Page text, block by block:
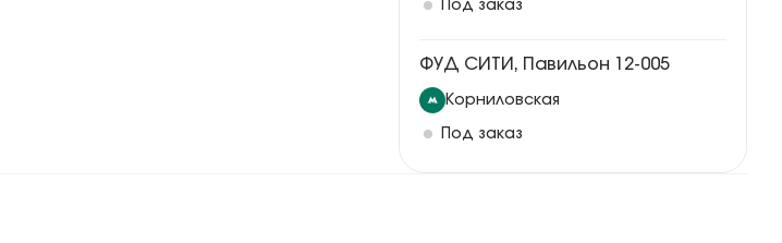
Под заказ
ФУД СИТИ, Павильон 12-005
Корниловская
Под заказ